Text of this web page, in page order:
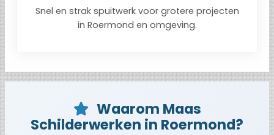
Snel en strak spuitwerk voor grotere projecten
in Roermond en omgeving.
Waarom Maas
Schilderwerken in Roermond?